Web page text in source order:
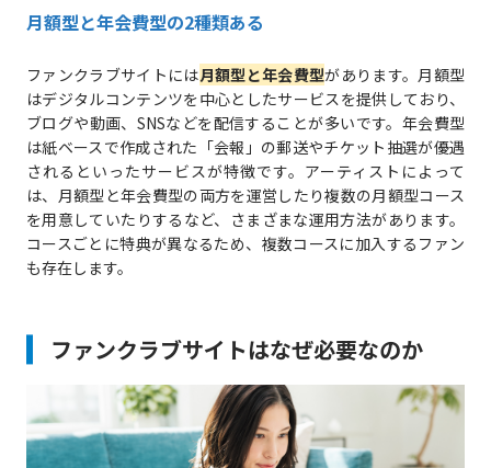
月額型と年会費型の2種類ある
ファンクラブサイトには月額型と年会費型があります。月額型
はデジタルコンテンツを中心としたサービスを提供しており、
ブログや動画、SNSなどを配信することが多いです。年会費型
は紙ベースで作成された「会報」の郵送やチケット抽選が優遇
されるといったサービスが特徴です。アーティストによって
は、月額型と年会費型の両方を運営したり複数の月額型コース
を用意していたりするなど、さまざまな運用方法があります。
コースごとに特典が異なるため、複数コースに加入するファン
も存在します。
ファンクラブサイトはなぜ必要なのか